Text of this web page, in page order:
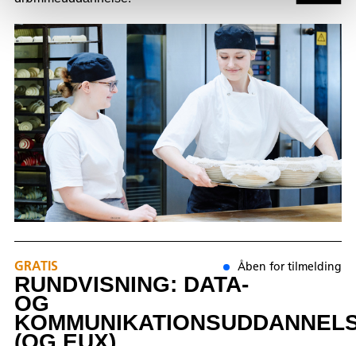
GRATIS Åben for tilmelding
RUNDVISNING: DATA-
OG